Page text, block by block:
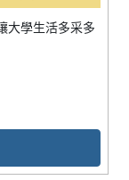
大學生活多采多